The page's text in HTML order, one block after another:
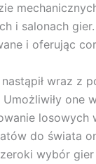
i salonach
i oferując
wraz z
Umożliwiły one
losowych
do świata
wybór